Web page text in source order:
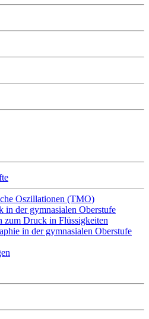
Oszillationen (TMO)
in der gymnasialen Oberstufe
zum Druck in Flüssigkeiten
in der gymnasialen Oberstufe